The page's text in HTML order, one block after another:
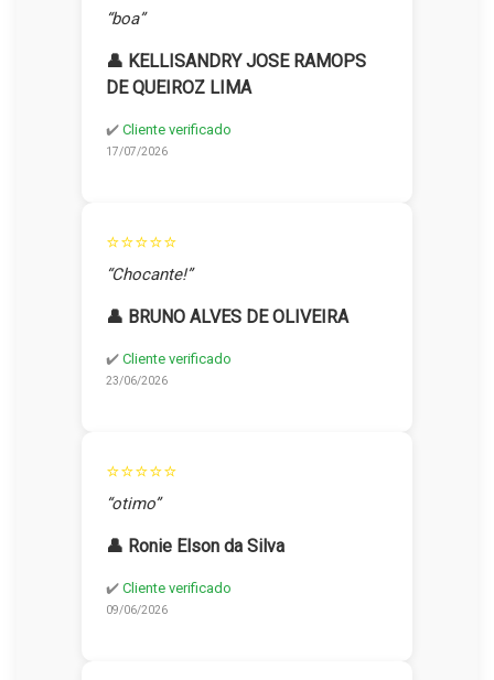
“boa”
👤 KELLISANDRY JOSE RAMOPS
DE QUEIROZ LIMA
✔️ Cliente verificado
17/07/2026
⭐⭐⭐⭐⭐
“Chocante!”
👤 BRUNO ALVES DE OLIVEIRA
✔️ Cliente verificado
23/06/2026
⭐⭐⭐⭐⭐
“otimo”
👤 Ronie Elson da Silva
✔️ Cliente verificado
09/06/2026